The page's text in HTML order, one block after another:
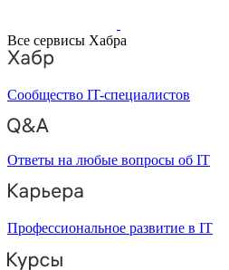
Все сервисы Хабра
Сообщество IT-специалистов
Ответы на любые вопросы об IT
Профессиональное развитие в IT